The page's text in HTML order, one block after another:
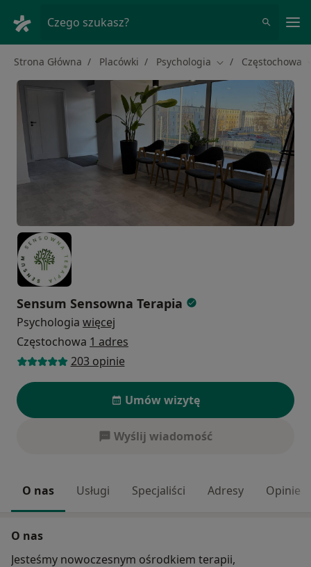
Czego szukasz?
Strona Główna Placówki Psychologia Zmień miasto
Częstochowa
Sensum Sensowna Terapia
Psychologia więcej
Częstochowa 1 adres
203 opinie
Umów wizytę
Wyślij wiadomość
O nas Usługi Specjaliści Adresy Opinie
O nas
Jesteśmy nowoczesnym ośrodkiem terapii,